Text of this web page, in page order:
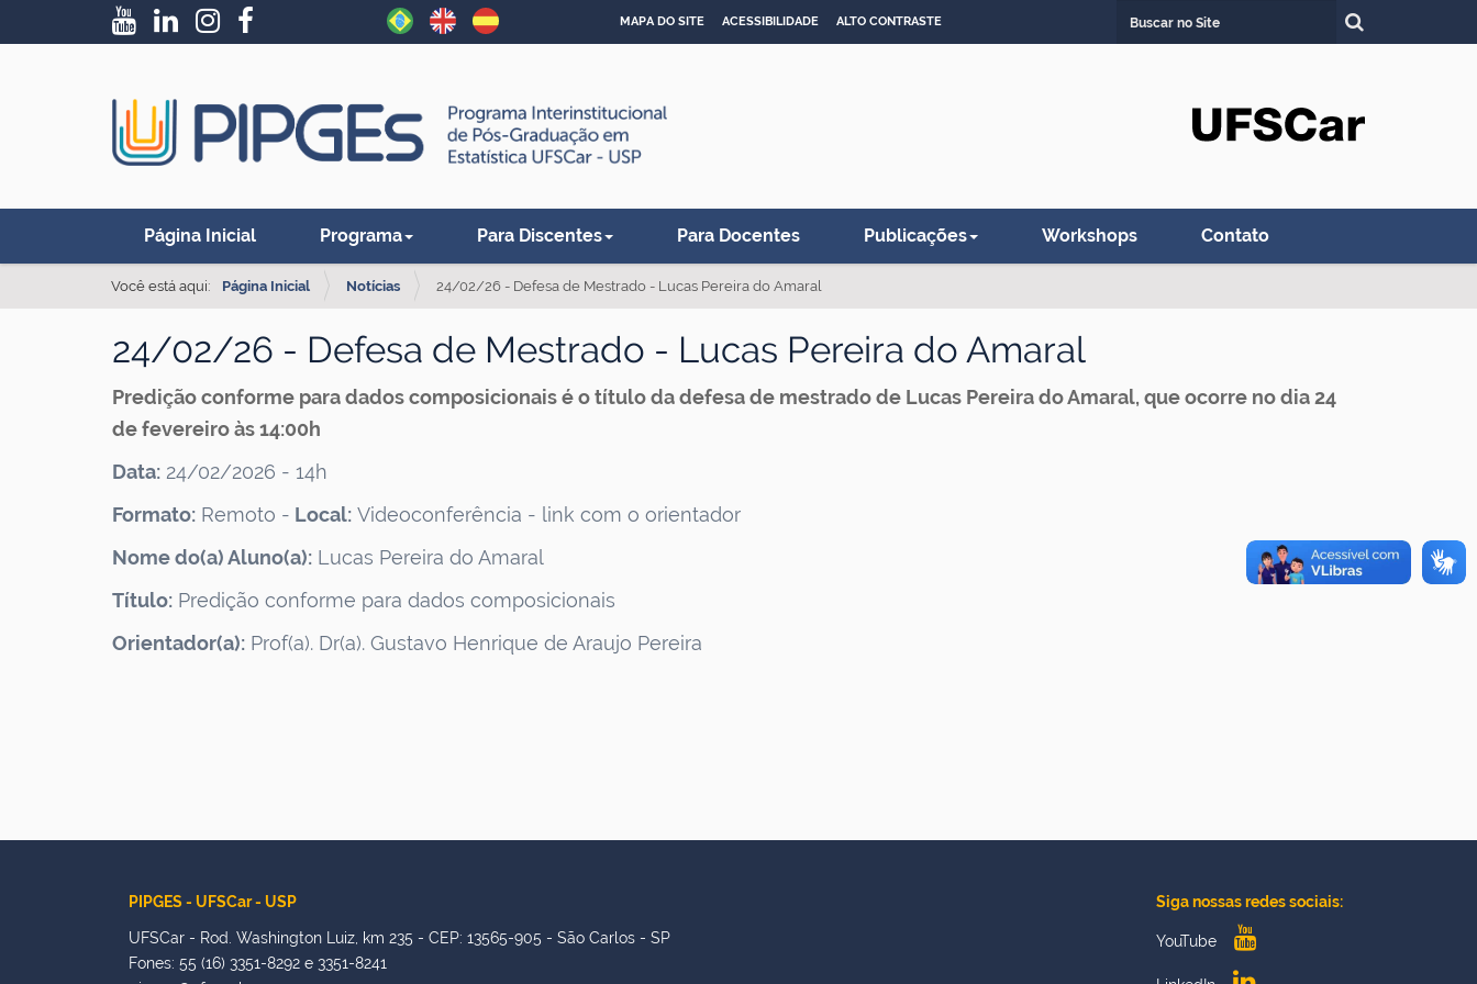
MAPA DO SITE ACESSIBILIDADE ALTO CONTRASTE Busca
Página Inicial Programa Para Discentes Para Docentes Publicações Workshops Contato
Você está aqui: Página Inicial Notícias 24/02/26 - Defesa de Mestrado - Lucas Pereira do Amaral
24/02/26 - Defesa de Mestrado - Lucas Pereira do Amaral
Predição conforme para dados composicionais é o título da defesa de mestrado de Lucas Pereira do Amaral, que ocorre no dia 24
de fevereiro às 14:00h
Data: 24/02/2026 - 14h
Formato: Remoto - Local: Videoconferência - link com o orientador
Nome do(a) Aluno(a): Lucas Pereira do Amaral
Título: Predição conforme para dados composicionais
Orientador(a): Prof(a). Dr(a). Gustavo Henrique de Araujo Pereira
PIPGES - UFSCar - USP
UFSCar - Rod. Washington Luiz, km 235 - CEP: 13565-905 - São Carlos - SP
Fones: 55 (16) 3351-8292 e 3351-8241
Siga nossas redes sociais:
YouTube